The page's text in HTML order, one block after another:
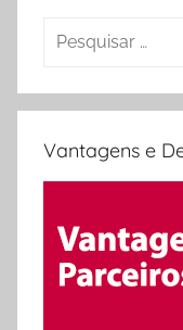
Pesquisar
Vantagens e